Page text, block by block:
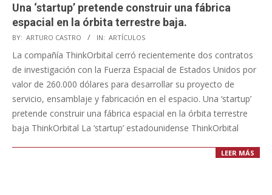
Una ‘startup’ pretende construir una fábrica
espacial en la órbita terrestre baja.
2022-
12-
20
BY: ARTURO CASTRO IN: ARTÍCULOS
La compañía ThinkOrbital cerró recientemente dos contratos
de investigación con la Fuerza Espacial de Estados Unidos por
valor de 260.000 dólares para desarrollar su proyecto de
servicio, ensamblaje y fabricación en el espacio. Una ‘startup’
pretende construir una fábrica espacial en la órbita terrestre
baja ThinkOrbital La ‘startup’ estadounidense ThinkOrbital
LEER MÁS